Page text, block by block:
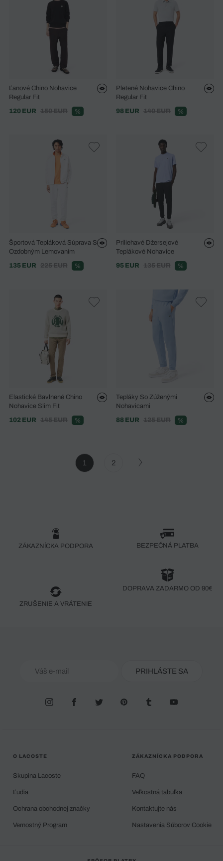
Ľanové Chino Nohavice
Regular Fit
120 EUR
150 EUR %
Pletené Nohavice Chino
Regular Fit
98 EUR
140 EUR %
Športová Tepláková Súprava S
Ozdobným Lemovaním
135 EUR
225 EUR %
Priliehavé Džersejové
Teplákové Nohavice
95 EUR
135 EUR %
Elastické Bavlnené Chino
Nohavice Slim Fit
102 EUR
145 EUR %
Tepláky So Zúženými
Nohavicami
88 EUR
125 EUR %
1 2
ZÁKAZNÍCKA PODPORA BEZPEČNÁ PLATBA
ZRUŠENIE A VRÁTENIE
DOPRAVA ZADARMO OD 90€
PRIHLÁSTE SA
O LACOSTE
Skupina Lacoste
Ľudia
Ochrana obchodnej značky
Vernostný Program
ZÁKAZNÍCKA PODPORA
FAQ
Veľkostná tabuľka
Kontaktujte nás
Nastavenia Súborov Cookie